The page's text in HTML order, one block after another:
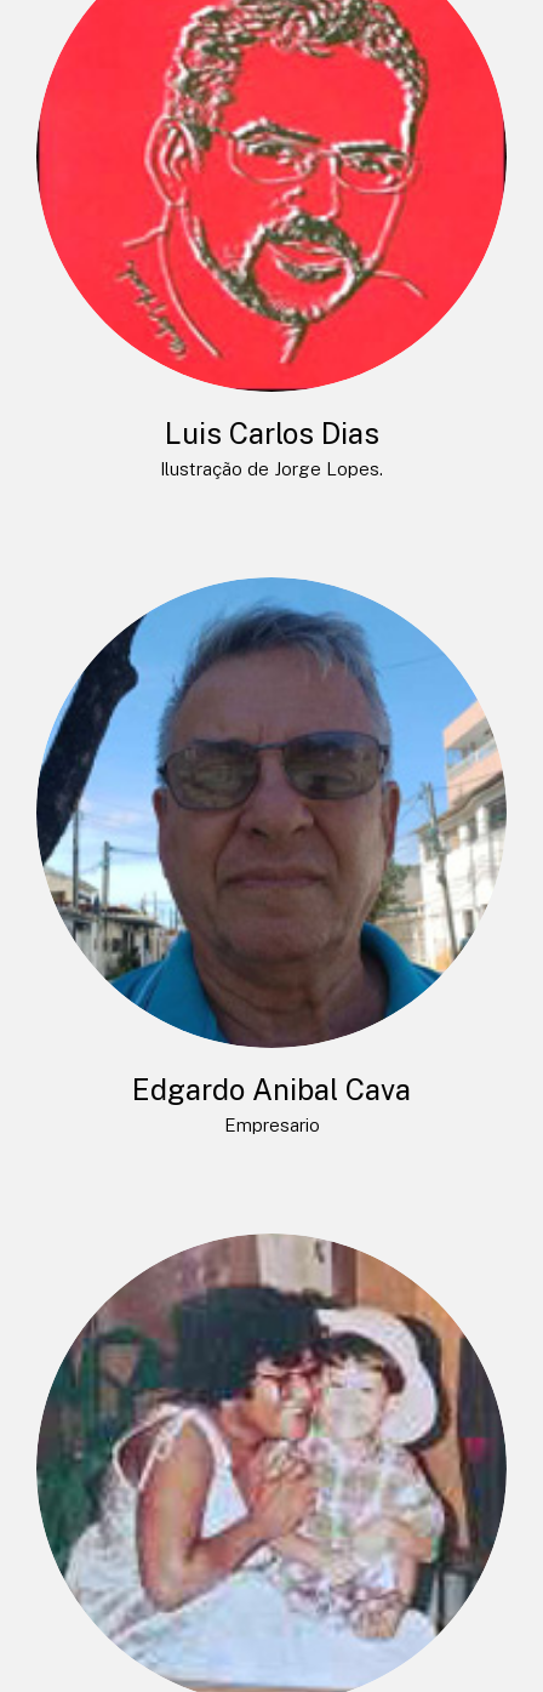
Luis Carlos Dias
Ilustração de Jorge Lopes.
Edgardo Anibal Cava
Empresario